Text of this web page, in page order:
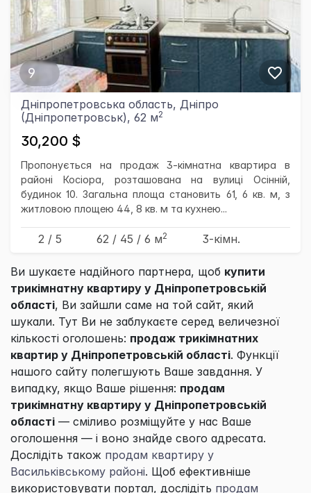
9
Дніпропетровська область, Дніпро
(Дніпропетровськ), 62 м2
30,200 $
Пропонується на продаж 3-кімнатна квартира в
районі Косіора, розташована на вулиці Осінній,
будинок 10. Загальна площа становить 61, 6 кв. м, з
житловою площею 44, 8 кв. м та кухнею...
2 / 5 62 / 45 / 6 м2 3-кімн.
Ви шукаєте надійного партнера, щоб купити
трикімнатну квартиру у Дніпропетровській
області, Ви зайшли саме на той сайт, який
шукали. Тут Ви не заблукаєте серед величезної
кількості оголошень: продаж трикімнатних
квартир у Дніпропетровській області. Функції
нашого сайту полегшують Ваше завдання. У
випадку, якщо Ваше рішення: продам
трикімнатну квартиру у Дніпропетровській
області — сміливо розміщуйте у нас Ваше
оголошення — і воно знайде свого адресата.
Дослідіть також продам квартиру у
Васильківському районі. Щоб ефективніше
використовувати портал, дослідіть продам